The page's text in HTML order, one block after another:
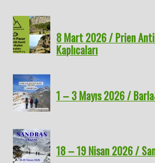
8 Mart 2026 / Prien
Kaplıcaları
1 – 3 Mayıs 2026 /
18 – 19 Nisan 2026 /